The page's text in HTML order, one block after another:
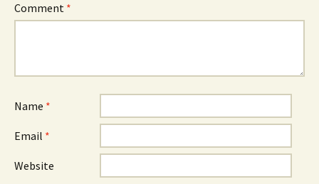
Comment *
Name *
Email *
Website